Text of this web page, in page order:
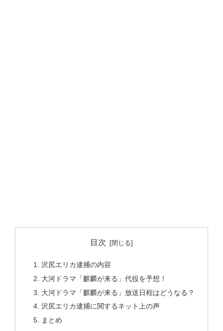
目次
沢尻エリカ逮捕の内容
大河ドラマ「麒麟が来る」代役を予想！
大河ドラマ「麒麟が来る」放送日程はどうなる？
沢尻エリカ逮捕に関するネット上の声
まとめ